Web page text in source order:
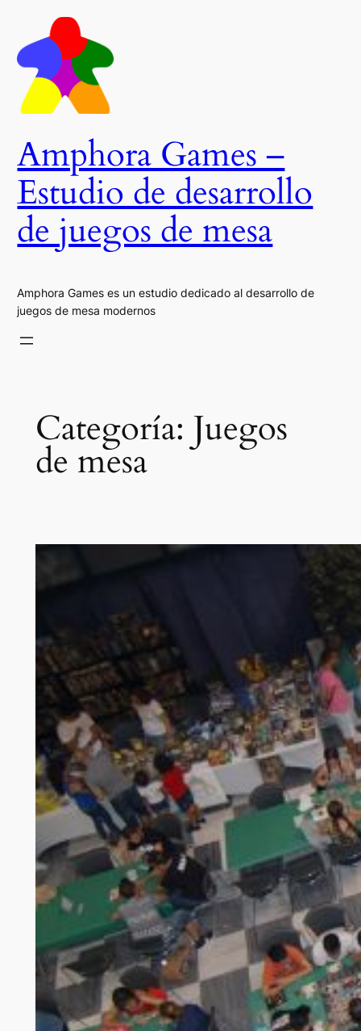
contenido
Amphora Games –
Estudio de desarrollo
de juegos de mesa
Amphora Games es un estudio dedicado al desarrollo de
juegos de mesa modernos
Categoría: Juegos
de mesa